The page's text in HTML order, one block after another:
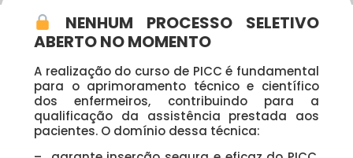
NENHUM PROCESSO SELETIVO
ABERTO NO MOMENTO
A realização do curso de PICC é fundamental
para o aprimoramento técnico e científico
dos enfermeiros, contribuindo para a
qualificação da assistência prestada aos
pacientes. O domínio dessa técnica: